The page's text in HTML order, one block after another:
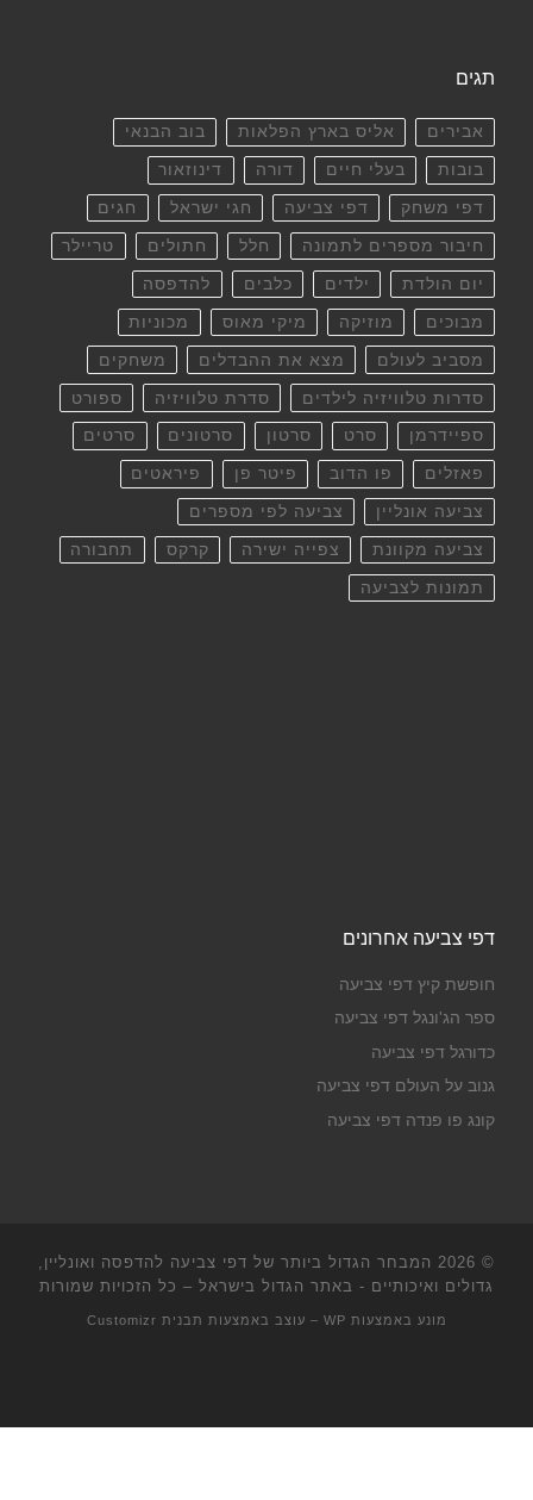
תגים
אבירים אליס בארץ הפלאות בוב הבנאי
בובות בעלי חיים דורה דינוזאור
דפי משחק דפי צביעה חגי ישראל חגים
חיבור מספרים לתמונה חלל חתולים טריילר
יום הולדת ילדים כלבים להדפסה
מבוכים מוזיקה מיקי מאוס מכוניות
מסביב לעולם מצא את ההבדלים משחקים
סדרות טלוויזיה לילדים סדרת טלוויזיה ספורט
ספיידרמן סרט סרטון סרטונים סרטים
פאזלים פו הדוב פיטר פן פיראטים
צביעה אונליין צביעה לפי מספרים
צביעה מקוונת צפייה ישירה קרקס תחבורה
תמונות לצביעה
דפי צביעה אחרונים
חופשת קיץ דפי צביעה
ספר הג'ונגל דפי צביעה
כדורגל דפי צביעה
גנוב על העולם דפי צביעה
קונג פו פנדה דפי צביעה
© 2026
המבחר הגדול ביותר של דפי צביעה להדפסה ואונליין,
גדולים ואיכותיים - באתר הגדול בישראל – כל הזכויות שמורות
מונע באמצעות WP – עוצב באמצעות תבנית Customizr